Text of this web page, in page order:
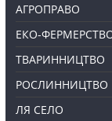
АГРОПРАВО
ЕКО-
ТВАРИННИЦТВО
РОСЛИННИЦТВО
ЛЯ СЕЛО